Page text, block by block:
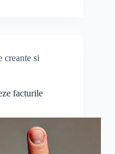
creante si
facturile